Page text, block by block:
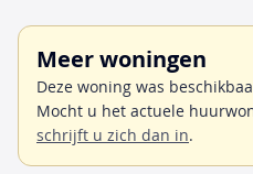
Meer woningen
Deze woning was
Mocht u het actuele
schrijft u zich dan in.